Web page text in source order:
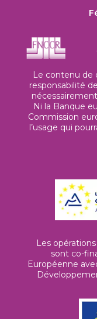
Le contenu de
responsabilité
Ni la Banque
Commission
l’usage qui
Les
sont co-
Européenne